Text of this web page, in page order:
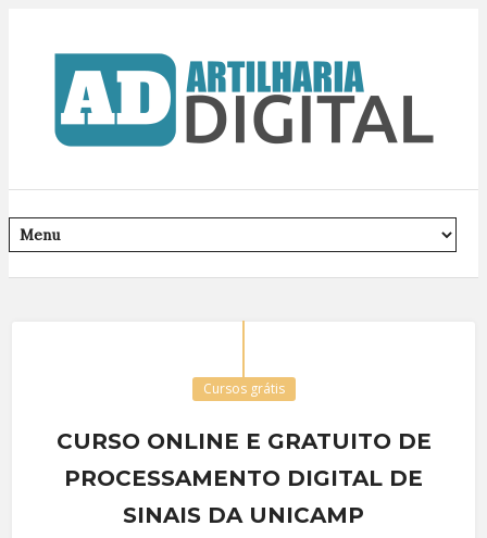
Cursos grátis
CURSO ONLINE E GRATUITO DE
PROCESSAMENTO DIGITAL DE
SINAIS DA UNICAMP